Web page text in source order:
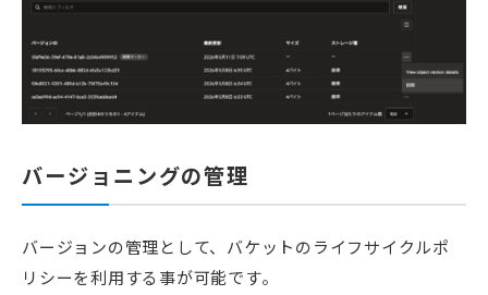
バージョニングの管理
バージョンの管理として、バケットのライフサイクルポ
リシーを利用する事が可能です。